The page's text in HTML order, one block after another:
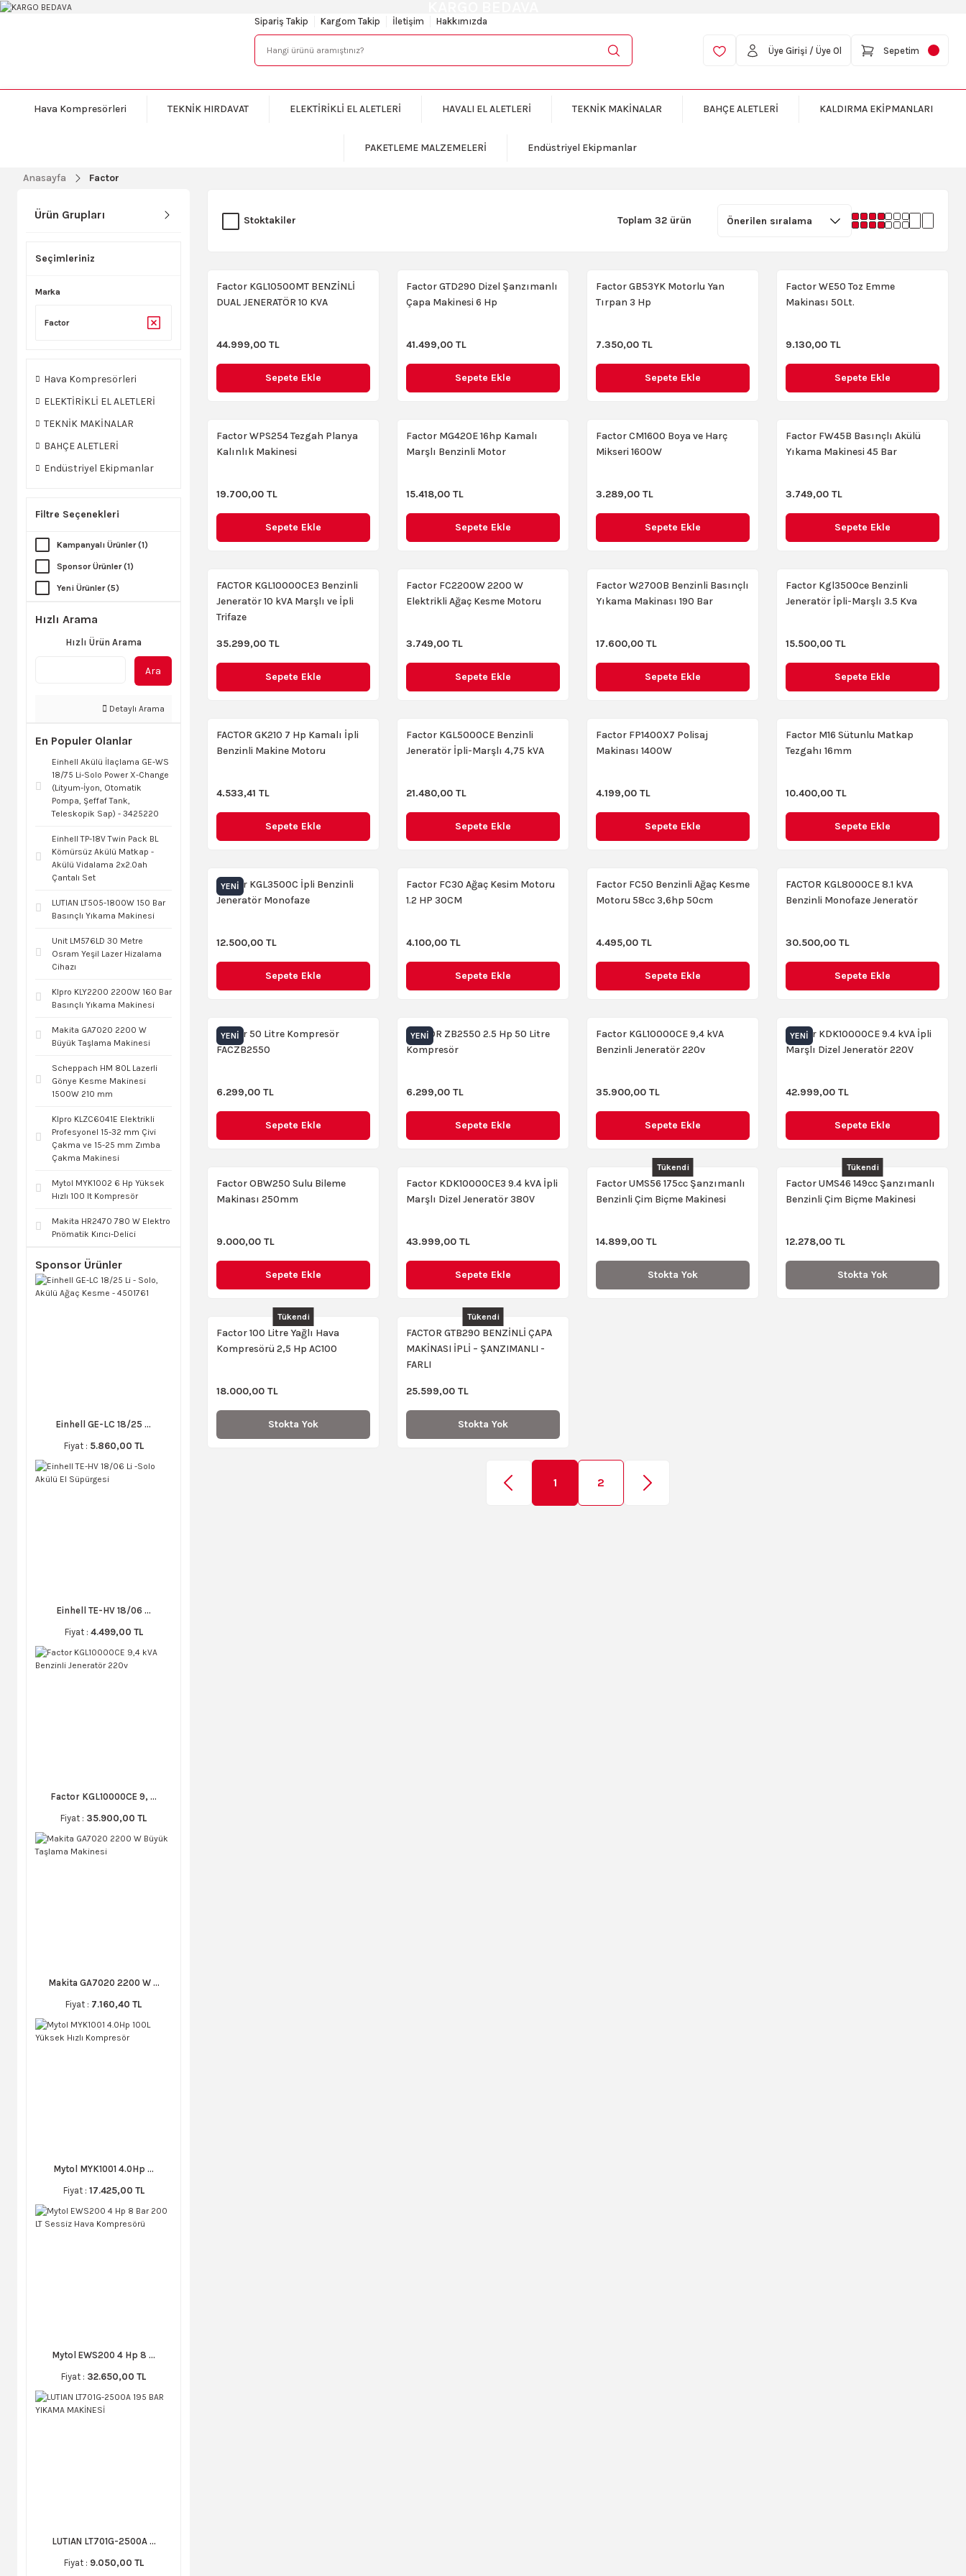
Sipariş Takip Kargom Takip İletişim Hakkımızda
Üye Girişi / Üye Ol Sepetim
Hava Kompresörleri TEKNİK HIRDAVAT ELEKTİRİKLİ EL ALETLERİ HAVALI EL ALETLERİ TEKNİK MAKİNALAR BAHÇE ALETLERİ KALDIRMA EKİPMANLARI
PAKETLEME MALZEMELERİ Endüstriyel Ekipmanlar
Anasayfa Factor
Ürün Grupları
Seçimleriniz
Marka
Factor
Hava Kompresörleri
ELEKTİRİKLİ EL ALETLERİ
TEKNİK MAKİNALAR
BAHÇE ALETLERİ
Endüstriyel Ekipmanlar
Filtre Seçenekleri
Kampanyalı Ürünler (1)
Sponsor Ürünler (1)
Yeni Ürünler (5)
Hızlı Arama
Hızlı Ürün Arama
Ara
Detaylı Arama
En Populer Olanlar
Einhell Akülü İlaçlama GE-WS
18/75 Li-Solo Power X-Change
(Lityum-İyon, Otomatik
Pompa, Şeffaf Tank,
Teleskopik Sap) - 3425220
Einhell TP-18V Twin Pack BL
Kömürsüz Akülü Matkap -
Akülü Vidalama 2x2.0ah
Çantalı Set
LUTIAN LT505-1800W 150 Bar
Basınçlı Yıkama Makinesi
Unit LM576LD 30 Metre
Osram Yeşil Lazer Hizalama
Cihazı
Klpro KLY2200 2200W 160 Bar
Basınçlı Yıkama Makinesi
Makita GA7020 2200 W
Büyük Taşlama Makinesi
Scheppach HM 80L Lazerli
Gönye Kesme Makinesi
1500W 210 mm
Klpro KLZC6041E Elektrikli
Profesyonel 15-32 mm Çivi
Çakma ve 15-25 mm Zımba
Çakma Makinesi
Mytol MYK1002 6 Hp Yüksek
Hızlı 100 lt Kompresör
Makita HR2470 780 W Elektro
Pnömatik Kırıcı-Delici
Sponsor Ürünler
Einhell GE-LC 18/25 ...
Fiyat : 5.860,00 TL
Einhell TE-HV 18/06 ...
Fiyat : 4.499,00 TL
Factor KGL10000CE 9, ...
Fiyat : 35.900,00 TL
Makita GA7020 2200 W ...
Fiyat : 7.160,40 TL
Mytol MYK1001 4.0Hp ...
Fiyat : 17.425,00 TL
Mytol EWS200 4 Hp 8 ...
Fiyat : 32.650,00 TL
LUTIAN LT701G-2500A ...
Fiyat : 9.050,00 TL
Stoktakiler Toplam 32 ürün
Factor KGL10500MT BENZİNLİ
DUAL JENERATÖR 10 KVA
44.999,00 TL
Sepete Ekle
Factor GTD290 Dizel Şanzımanlı
Çapa Makinesi 6 Hp
41.499,00 TL
Sepete Ekle
Factor GB53YK Motorlu Yan
Tırpan 3 Hp
7.350,00 TL
Sepete Ekle
Factor WE50 Toz Emme
Makinası 50Lt.
9.130,00 TL
Sepete Ekle
Factor WPS254 Tezgah Planya
Kalınlık Makinesi
19.700,00 TL
Sepete Ekle
Factor MG420E 16hp Kamalı
Marşlı Benzinli Motor
15.418,00 TL
Sepete Ekle
Factor CM1600 Boya ve Harç
Mikseri 1600W
3.289,00 TL
Sepete Ekle
Factor FW45B Basınçlı Akülü
Yıkama Makinesi 45 Bar
3.749,00 TL
Sepete Ekle
FACTOR KGL10000CE3 Benzinli
Jeneratör 10 kVA Marşlı ve İpli
Trifaze
35.299,00 TL
Sepete Ekle
Factor FC2200W 2200 W
Elektrikli Ağaç Kesme Motoru
3.749,00 TL
Sepete Ekle
Factor W2700B Benzinli Basınçlı
Yıkama Makinası 190 Bar
17.600,00 TL
Sepete Ekle
Factor Kgl3500ce Benzinli
Jeneratör İpli-Marşlı 3.5 Kva
15.500,00 TL
Sepete Ekle
FACTOR GK210 7 Hp Kamalı İpli
Benzinli Makine Motoru
4.533,41 TL
Sepete Ekle
Factor KGL5000CE Benzinli
Jeneratör İpli-Marşlı 4,75 kVA
21.480,00 TL
Sepete Ekle
Factor FP1400X7 Polisaj
Makinası 1400W
4.199,00 TL
Sepete Ekle
Factor M16 Sütunlu Matkap
Tezgahı 16mm
10.400,00 TL
Sepete Ekle
YENI
Factor KGL3500C İpli Benzinli
Jeneratör Monofaze
12.500,00 TL
Sepete Ekle
Factor FC30 Ağaç Kesim Motoru
1.2 HP 30CM
4.100,00 TL
Sepete Ekle
Factor FC50 Benzinli Ağaç Kesme
Motoru 58cc 3,6hp 50cm
4.495,00 TL
Sepete Ekle
FACTOR KGL8000CE 8.1 kVA
Benzinli Monofaze Jeneratör
30.500,00 TL
Sepete Ekle
YENI
Factor 50 Litre Kompresör
FACZB2550
6.299,00 TL
Sepete Ekle
YENI
FACTOR ZB2550 2.5 Hp 50 Litre
Kompresör
6.299,00 TL
Sepete Ekle
Factor KGL10000CE 9,4 kVA
Benzinli Jeneratör 220v
35.900,00 TL
Sepete Ekle
YENI
Factor KDK10000CE 9.4 kVA İpli
Marşlı Dizel Jeneratör 220V
42.999,00 TL
Sepete Ekle
Factor OBW250 Sulu Bileme
Makinası 250mm
9.000,00 TL
Sepete Ekle
Factor KDK10000CE3 9.4 kVA İpli
Marşlı Dizel Jeneratör 380V
43.999,00 TL
Sepete Ekle
Tükendi
Factor UMS56 175cc Şanzımanlı
Benzinli Çim Biçme Makinesi
14.899,00 TL
Stokta Yok
Tükendi
Factor UMS46 149cc Şanzımanlı
Benzinli Çim Biçme Makinesi
12.278,00 TL
Stokta Yok
Tükendi
Factor 100 Litre Yağlı Hava
Kompresörü 2,5 Hp AC100
18.000,00 TL
Stokta Yok
Tükendi
FACTOR GTB290 BENZİNLİ ÇAPA
MAKİNASI İPLİ – ŞANZIMANLI -
FARLI
25.599,00 TL
Stokta Yok
1 2